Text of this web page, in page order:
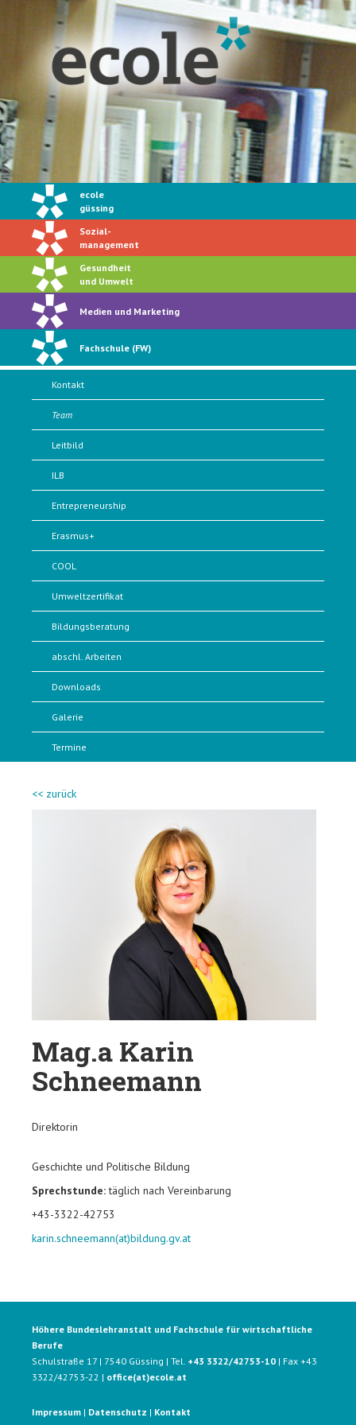
ecole
güssing
Sozial-
management
Gesundheit
und Umwelt
Medien und Marketing
Fachschule (FW)
Kontakt
Team
Leitbild
ILB
Entrepreneurship
Erasmus+
COOL
Umweltzertifikat
Bildungsberatung
abschl. Arbeiten
Downloads
Galerie
Termine
<< zurück
Mag.a Karin
Schneemann
Direktorin
Geschichte und Politische Bildung
Sprechstunde:täglich nach Vereinbarung
+43-3322-42753
karin.schneemann(at)bildung.gv.at
Höhere Bundeslehranstalt und Fachschule für wirtschaftliche
Berufe
Schulstraße 17 | 7540 Güssing | Tel. +43 3322/42753-10 | Fax +43
3322/42753-22 | office(at)ecole.at
Impressum | Datenschutz | Kontakt